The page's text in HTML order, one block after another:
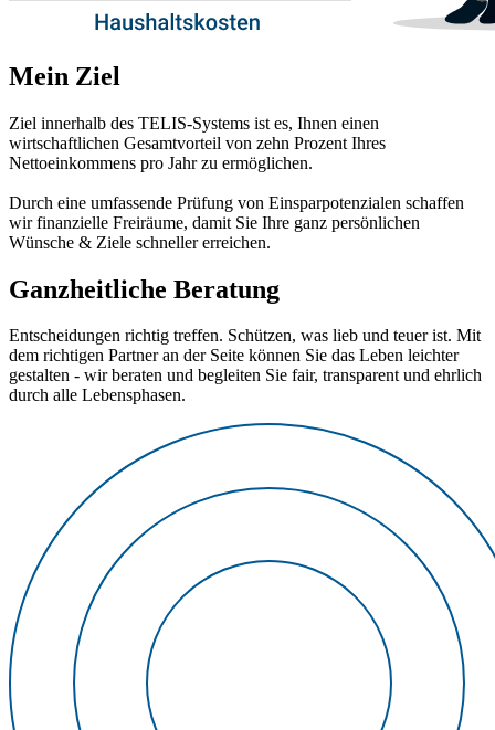
Mein Ziel
Ziel innerhalb des TELIS-Systems ist es, Ihnen einen
wirtschaftlichen Gesamtvorteil von zehn Prozent Ihres
Nettoeinkommens pro Jahr zu ermöglichen.
Durch eine umfassende Prüfung von Einsparpotenzialen schaffen
wir finanzielle Freiräume, damit Sie Ihre ganz persönlichen
Wünsche & Ziele schneller erreichen.
Ganzheitliche Beratung
Entscheidungen richtig treffen. Schützen, was lieb und teuer ist. Mit
dem richtigen Partner an der Seite können Sie das Leben leichter
gestalten - wir beraten und begleiten Sie fair, transparent und ehrlich
durch alle Lebensphasen.